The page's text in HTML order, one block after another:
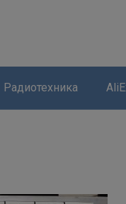
Радиотехника